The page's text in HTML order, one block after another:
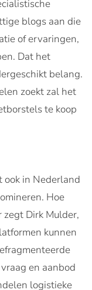
blogs aan die
of ervaringen,
Dat het
belang.
zoekt zal het
te koop
in Nederland
Hoe
zegt Dirk Mulder,
kunnen
en aanbod
logistieke